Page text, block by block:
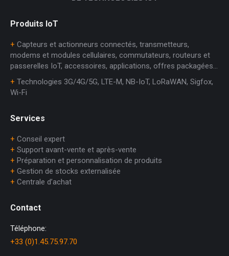
Produits IoT
+ Capteurs et actionneurs connectés, transmetteurs,
modems et modules cellulaires, commutateurs, routeurs et
passerelles IoT, accessoires, applications, offres packagées…
+ Technologies 3G/4G/5G, LTE-M, NB-IoT, LoRaWAN, Sigfox,
Wi-Fi
Services
+ Conseil expert
+ Support avant-vente et après-vente
+ Préparation et personnalisation de produits
+ Gestion de stocks externalisée
+ Centrale d’achat
Contact
Téléphone:
+33 (0)1.45.75.97.70